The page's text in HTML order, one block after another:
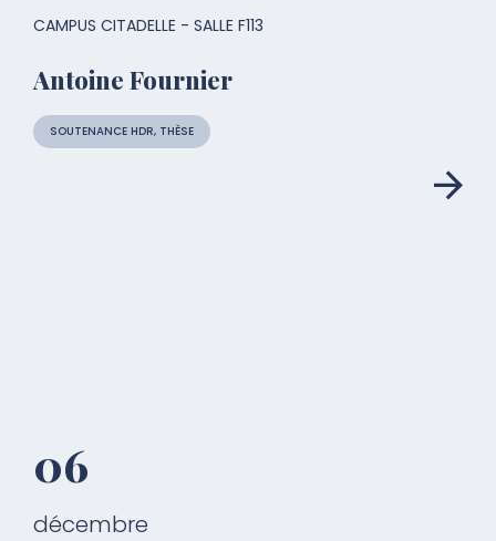
Antoine Fournier
SOUTENANCE HDR, THÈSE
CAMPUS CITADELLE - SALLE F113
06
décembre